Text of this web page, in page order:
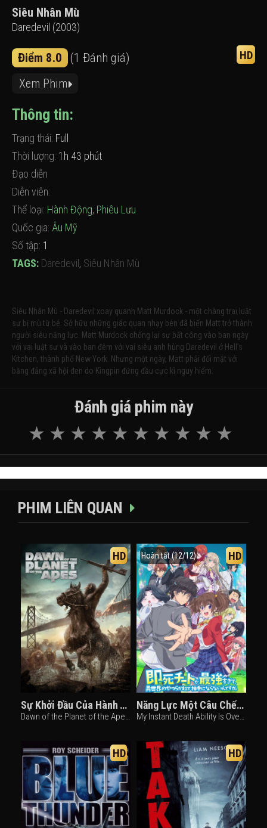
Siêu Nhân Mù
Daredevil (2003)
Điểm 8.0 (1 Đánh giá) HD
Xem Phim
Thông tin:
Trạng thái: Full
Thời lượng: 1h 43 phút
Đạo diễn
Diễn viên:
Thể loại: Hành Động, Phiêu Lưu
Quốc gia: Âu Mỹ
Số tập: 1
TAGS: Daredevil , Siêu Nhân Mù
Siêu Nhân Mù - Daredevil xoay quanh Matt Murdock - một chàng trai luật
sư bị mù từ bé. Sở hữu những giác quan nhạy bén đã biến Matt trở thành
người siêu năng lực. Matt Murdock chống lại sự bất công vào ban ngày
với vai luật sư và vào ban đêm với vai siêu anh hùng Daredevil ở Hell's
Kitchen, thành phố New York. Nhưng một ngày, Matt phải đối mặt với
băng đảng xã hội đen do Kingpin đứng đầu cực kì nguy hiểm.
Đánh giá phim này
PHIM LIÊN QUAN
HD
Sự Khởi Đầu Của Hành Tinh Khỉ
Dawn of the Planet of the Apes (2014)
Hoàn tất (12/12) HD
Năng Lực Một Câu Chết Luôn Của Tôi Quá Bá Đạo Nên Vô Đối Ở Dị Giới
My Instant Death Ability Is Overpowered (2024)
HD HD